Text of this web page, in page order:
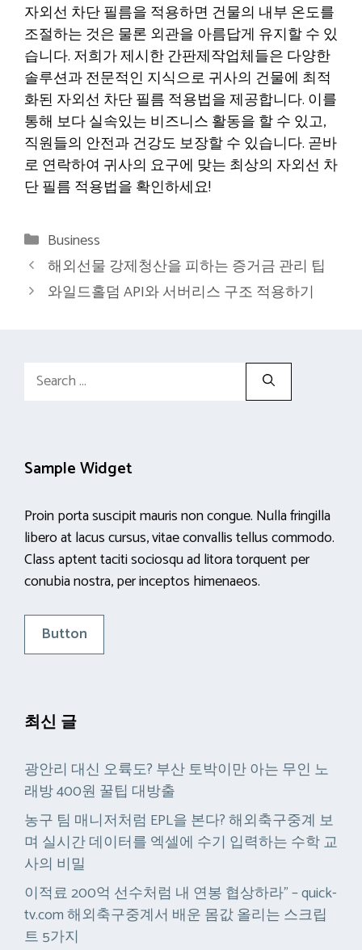
자외선 차단 필름을 적용하면 건물의 내부 온도를
조절하는 것은 물론 외관을 아름답게 유지할 수 있
습니다. 저희가 제시한 간판제작업체들은 다양한
솔루션과 전문적인 지식으로 귀사의 건물에 최적
화된 자외선 차단 필름 적용법을 제공합니다. 이를
통해 보다 실속있는 비즈니스 활동을 할 수 있고,
직원들의 안전과 건강도 보장할 수 있습니다. 곧바
로 연락하여 귀사의 요구에 맞는 최상의 자외선 차
단 필름 적용법을 확인하세요!
Categories
Business
해외선물 강제청산을 피하는 증거금 관리 팁
와일드홀덤 API와 서버리스 구조 적용하기
Search
Sample Widget
Proin porta suscipit mauris non congue. Nulla fringilla
libero at lacus cursus, vitae convallis tellus commodo.
Class aptent taciti sociosqu ad litora torquent per
conubia nostra, per inceptos himenaeos.
Button
최신 글
광안리 대신 오륙도? 부산 토박이만 아는 무인 노
래방 400원 꿀팁 대방출
농구 팀 매니저처럼 EPL을 본다? 해외축구중계 보
며 실시간 데이터를 엑셀에 수기 입력하는 수학 교
사의 비밀
이적료 200억 선수처럼 내 연봉 협상하라” – quick-
tv.com 해외축구중계서 배운 몸값 올리는 스크립
트 5가지